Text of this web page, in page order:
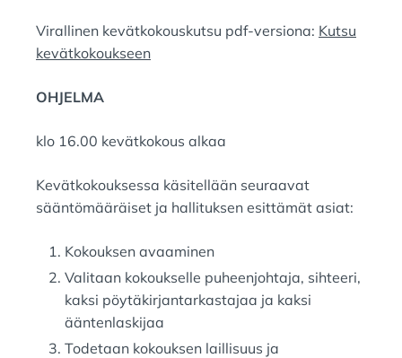
Virallinen kevätkokouskutsu pdf-versiona: Kutsu
kevätkokoukseen
OHJELMA
klo 16.00 kevätkokous alkaa
Kevätkokouksessa käsitellään seuraavat
sääntömääräiset ja hallituksen esittämät asiat:
Kokouksen avaaminen
Valitaan kokoukselle puheenjohtaja, sihteeri,
kaksi pöytäkirjantarkastajaa ja kaksi
ääntenlaskijaa
Todetaan kokouksen laillisuus ja